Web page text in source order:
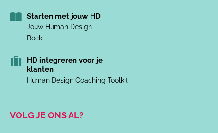
Starten met jouw HD
Jouw Human Design
Boek
HD integreren voor je
klanten
Human Design Coaching Toolkit
VOLG JE ONS AL?